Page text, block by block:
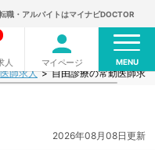
職・アルバイトはマイナビDOCTOR
人 マイページ MENU
師求人 自由診療の常勤医師求
2026年08月08日更新